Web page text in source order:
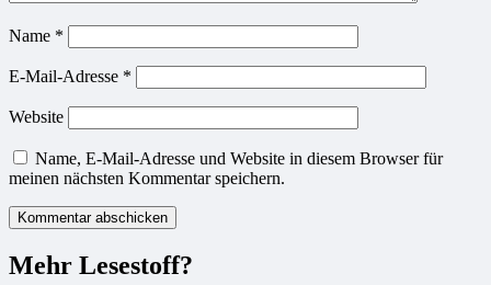
Name *
E-Mail-Adresse *
Website
Name, E-Mail-Adresse und Website in diesem Browser für
meinen nächsten Kommentar speichern.
Mehr Lesestoff?